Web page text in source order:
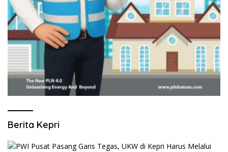
Berita Kepri